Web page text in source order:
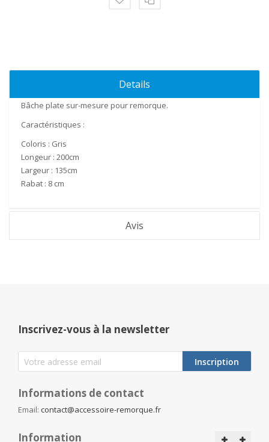
Details
Bâche plate sur-mesure pour remorque.
Caractéristiques :
Coloris : Gris
Longeur : 200cm
Largeur : 135cm
Rabat : 8 cm
Avis
Inscrivez-vous à la newsletter
Inscription
Informations de contact
Email: contact@accessoire-remorque.fr
Information